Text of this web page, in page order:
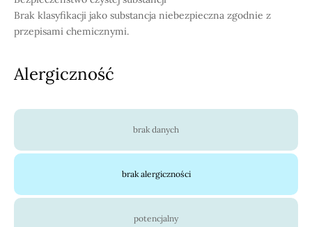
Brak klasyfikacji jako substancja niebezpieczna zgodnie z
przepisami chemicznymi.
Alergiczność
brak danych
brak alergiczności
potencjalny